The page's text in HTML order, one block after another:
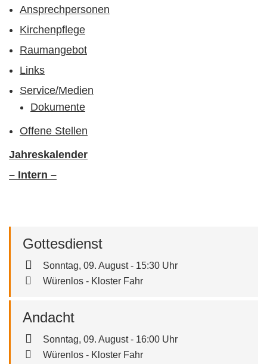
Ansprechpersonen
Kirchenpflege
Raumangebot
Links
Service/Medien
Dokumente
Offene Stellen
Jahreskalender
– Intern –
Sonntag, 09. August - 15:30 Uhr
Würenlos - Kloster Fahr
Gottesdienst
Sonntag, 09. August - 16:00 Uhr
Würenlos - Kloster Fahr
Andacht